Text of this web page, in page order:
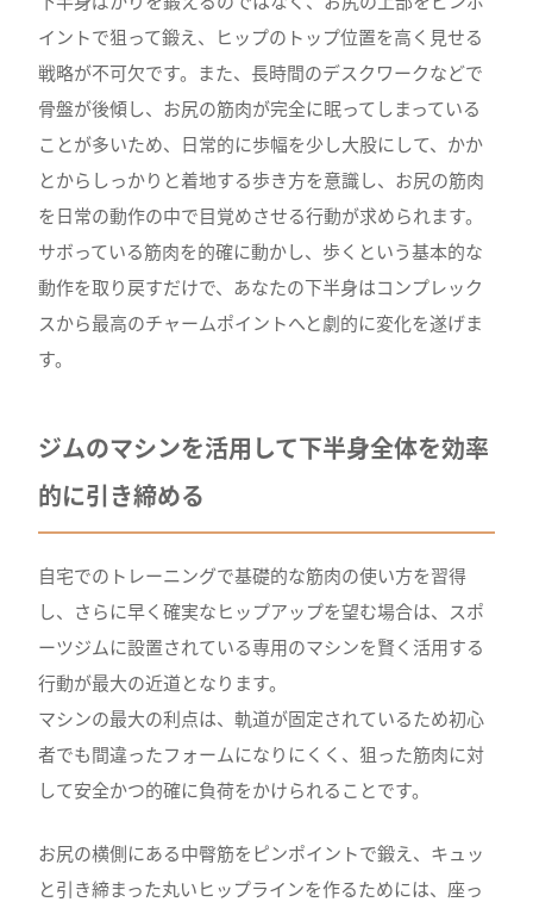
イントで狙って鍛え、ヒップのトップ位置を高く見せる
戦略が不可欠です。また、長時間のデスクワークなどで
骨盤が後傾し、お尻の筋肉が完全に眠ってしまっている
ことが多いため、日常的に歩幅を少し大股にして、かか
とからしっかりと着地する歩き方を意識し、お尻の筋肉
を日常の動作の中で目覚めさせる行動が求められます。
サボっている筋肉を的確に動かし、歩くという基本的な
動作を取り戻すだけで、あなたの下半身はコンプレック
スから最高のチャームポイントへと劇的に変化を遂げま
す。
ジムのマシンを活用して下半身全体を効率
的に引き締める
自宅でのトレーニングで基礎的な筋肉の使い方を習得
し、さらに早く確実なヒップアップを望む場合は、スポ
ーツジムに設置されている専用のマシンを賢く活用する
行動が最大の近道となります。
マシンの最大の利点は、軌道が固定されているため初心
者でも間違ったフォームになりにくく、狙った筋肉に対
して安全かつ的確に負荷をかけられることです。
お尻の横側にある中臀筋をピンポイントで鍛え、キュッ
と引き締まった丸いヒップラインを作るためには、座っ